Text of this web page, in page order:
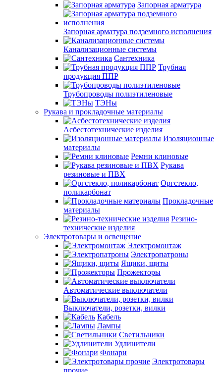
Запорная арматура
Запорная арматура подземного исполнения
Канализационные системы
Сантехника
Трубная
продукция ППР
Трубопроводы полиэтиленовые
ТЭНы
Рукава и прокладочные материалы
Асбестотехнические изделия
Изоляционные
материалы
Ремни клиновые
Рукава
резиновые и ПВХ
Оргстекло,
поликарбонат
Прокладочные
материалы
Резино-
технические изделия
Электротовары и освещение
Электромонтаж
Электропатроны
Ящики, щиты
Прожекторы
Автоматические выключатели
Выключатели, розетки, вилки
Кабель
Лампы
Светильники
Удлинители
Фонари
Электротовары
прочие